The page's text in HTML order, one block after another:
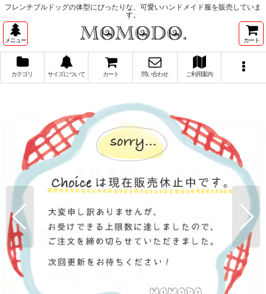
フレンチブルドッグの体型にぴったりな、可愛いハンドメイド服を販売していま
す。
メニュー カート
カテゴリ サイズについて カート 問い合わせ ご利用案内